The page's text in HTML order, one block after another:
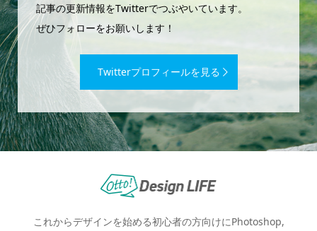
記事の更新情報をTwitterでつぶやいています。
ぜひフォローをお願いします！
Twitterプロフィールを見る
これからデザインを始める初心者の方向けにPhotoshop,